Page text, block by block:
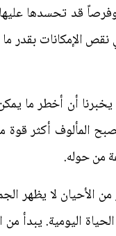
قد تحسدها
الإمكانات بقدر ما
يخبرنا أن أخطر ما
المألوف أكثر قوة
من حوله.
الأحيان لا يظهر
اليومية. يبدأ